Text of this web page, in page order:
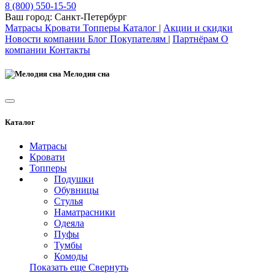
8 (800) 550-15-50
Ваш город: Санкт-Петербург
Матрасы Кровати Топперы Каталог | Акции и скидки
Новости компании Блог Покупателям | Партнёрам О
компании Контакты
Мелодия сна
Каталог
Матрасы
Кровати
Топперы
Подушки
Обувницы
Стулья
Наматрасники
Одеяла
Пуфы
Тумбы
Комоды
Показать еще Свернуть